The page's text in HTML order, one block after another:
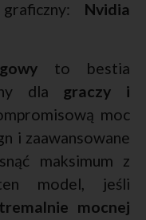
Nvidia
to bestia
dla graczy i
moc
i zaawansowane
maksimum z
model, jeśli
mocnej